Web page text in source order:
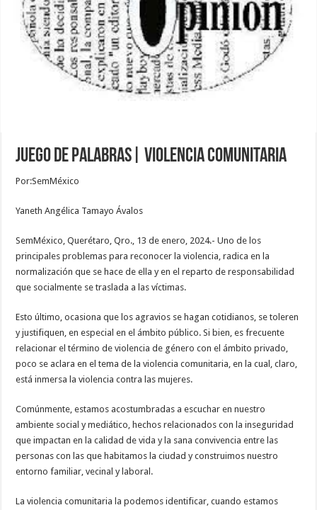
Juego de Palabras| Violencia comunitaria
Por:SemMéxico
Yaneth Angélica Tamayo Ávalos
SemMéxico, Querétaro, Qro., 13 de enero, 2024.- Uno de los
principales problemas para reconocer la violencia, radica en la
normalización que se hace de ella y en el reparto de responsabilidad
que socialmente se traslada a las víctimas.
Esto último, ocasiona que los agravios se hagan cotidianos, se toleren
y justifiquen, en especial en el ámbito público. Si bien, es frecuente
relacionar el término de violencia de género con el ámbito privado,
poco se aclara en el tema de la violencia comunitaria, en la cual, claro,
está inmersa la violencia contra las mujeres.
Comúnmente, estamos acostumbradas a escuchar en nuestro
ambiente social y mediático, hechos relacionados con la inseguridad
que impactan en la calidad de vida y la sana convivencia entre las
personas con las que habitamos la ciudad y construimos nuestro
entorno familiar, vecinal y laboral.
La violencia comunitaria la podemos identificar, cuando estamos